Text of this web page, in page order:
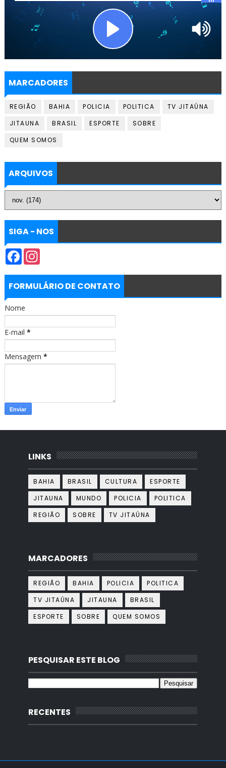
MARCADORES
REGIÃO BAHIA POLICIA POLITICA
TV JITAÚNA
JITAUNA
BRASIL ESPORTE
SOBRE
QUEM SOMOS
ARQUIVOS
SIGA - NOS
F
e
b
o
k
I
t
a
r
m
FORMULÁRIO DE CONTATO
Nome
E-mail *
Mensagem *
LINKS
BAHIA BRASIL CULTURA
ESPORTE
JITAUNA
MUNDO POLICIA
POLITICA
REGIÃO
SOBRE TV JITAÚNA
MARCADORES
REGIÃO BAHIA POLICIA
POLITICA
TV JITAÚNA
JITAUNA
BRASIL
ESPORTE
SOBRE QUEM SOMOS
PESQUISAR ESTE BLOG
RECENTES